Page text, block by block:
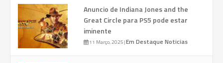
Anuncio de Indiana Jones and the
Great Circle para PS5 pode estar
iminente
11 Março, 2025|Em Destaque Noticias